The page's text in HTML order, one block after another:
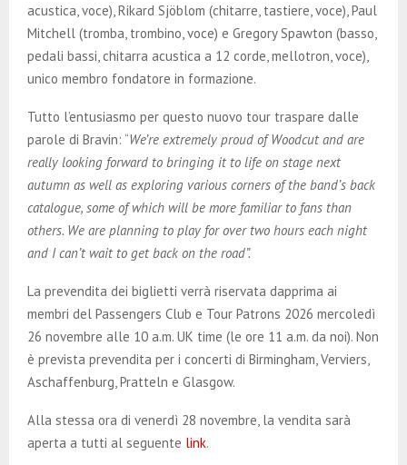
acustica, voce), Rikard Sjöblom (chitarre, tastiere, voce), Paul
Mitchell (tromba, trombino, voce) e Gregory Spawton (basso,
pedali bassi, chitarra acustica a 12 corde, mellotron, voce),
unico membro fondatore in formazione.
Tutto l’entusiasmo per questo nuovo tour traspare dalle
parole di Bravin: “We’re extremely proud of Woodcut and are
really looking forward to bringing it to life on stage next
autumn as well as exploring various corners of the band’s back
catalogue, some of which will be more familiar to fans than
others. We are planning to play for over two hours each night
and I can’t wait to get back on the road”.
La prevendita dei biglietti verrà riservata dapprima ai
membri del Passengers Club e Tour Patrons 2026 mercoledì
26 novembre alle 10 a.m. UK time (le ore 11 a.m. da noi). Non
è prevista prevendita per i concerti di Birmingham, Verviers,
Aschaffenburg, Pratteln e Glasgow.
Alla stessa ora di venerdì 28 novembre, la vendita sarà
aperta a tutti al seguente link.